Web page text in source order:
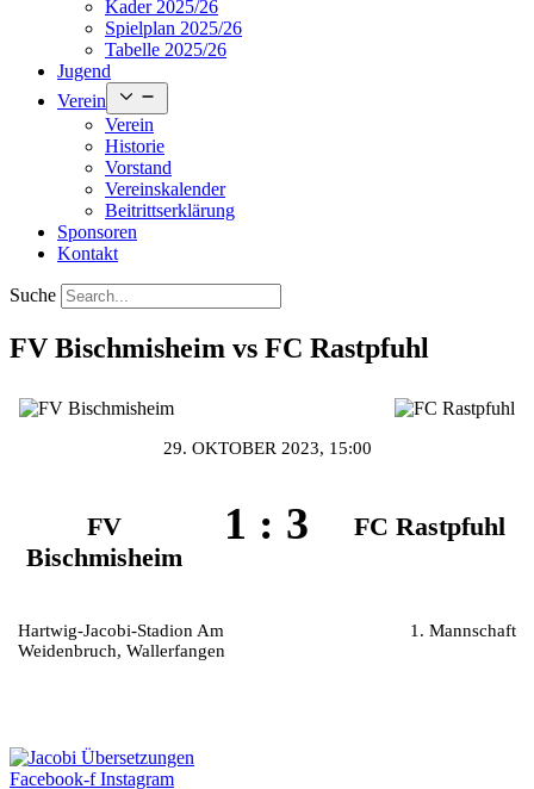
Kader 2025/26
Spielplan 2025/26
Tabelle 2025/26
Jugend
Verein
menu
Verein
Historie
Vorstand
Vereinskalender
Beitrittserklärung
Sponsoren
Kontakt
Suche
FV Bischmisheim vs FC Rastpfuhl
29. OKTOBER 2023, 15:00
FV
Bischmisheim
1 : 3 FC Rastpfuhl
Hartwig-Jacobi-Stadion Am
Weidenbruch, Wallerfangen
1. Mannschaft
Facebook-f Instagram